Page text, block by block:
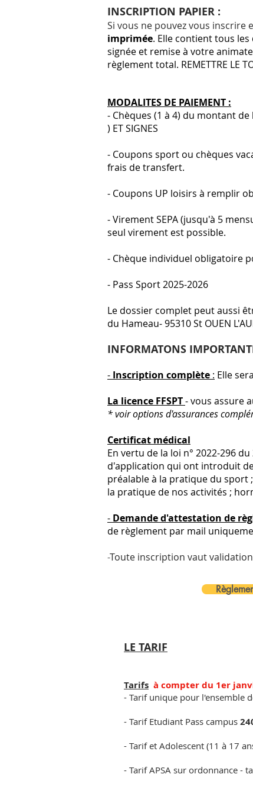
INSCRIPTION PAPIER :
Si vous ne pouvez vous
imprimée. Elle contient tous
signée et remise à votre
règlement total. REMETTRE LE
MODALITES DE PAIEMENT :
- Chèques (1 à 4) du montant de
) ET SIGNES
- Coupons sport ou chèques
frais de transfert.
- Coupons UP loisirs à remplir
- Virement SEPA (jusqu'à 5
seul virement est possible.
- Chèque individuel obligatoire
- Pass Sport 2025-2026
Le dossier complet peut aussi
du Hameau- 95310 St OUEN
INFORMATONS
- Inscription complète : Elle
La licence FFSPT-vous assure
* voir options d'assurances
Certificat médical
En vertu de la loi n° 2022-296
d'application qui ont introduit
préalable à la pratique du sport ;
la pratique de nos activités ;
- Demande d'attestation de
de règlement par mail
-Toute inscription vaut
LE TARIF
Tarifs à compter du 1er
- Tarif unique pour l'ensemble
- Tarif Etudiant Pass campus
- Tarif et Adolescent (11 à 17
- Tarif APSA sur ordonnance -